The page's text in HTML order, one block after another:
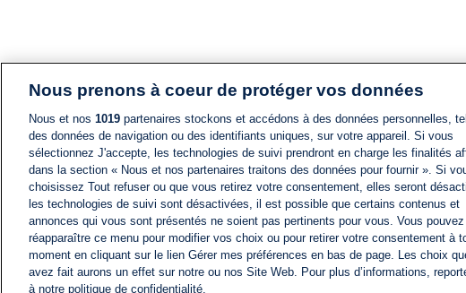
Nous prenons à coeur de protéger vos données
Nous et nos 1019 partenaires stockons et accédons à des données personnelles,
des données de navigation ou des identifiants uniques, sur votre appareil. Si vous
sélectionnez J'accepte, les technologies de suivi prendront en charge les finalités
dans la section « Nous et nos partenaires traitons des données pour fournir ». Si
choisissez Tout refuser ou que vous retirez votre consentement, elles seront
les technologies de suivi sont désactivées, il est possible que certains contenus et
annonces qui vous sont présentés ne soient pas pertinents pour vous. Vous
réapparaître ce menu pour modifier vos choix ou pour retirer votre consentement à
moment en cliquant sur le lien Gérer mes préférences en bas de page. Les choix
avez fait aurons un effet sur notre ou nos Site Web. Pour plus d’informations,
à notre politique de confidentialité.